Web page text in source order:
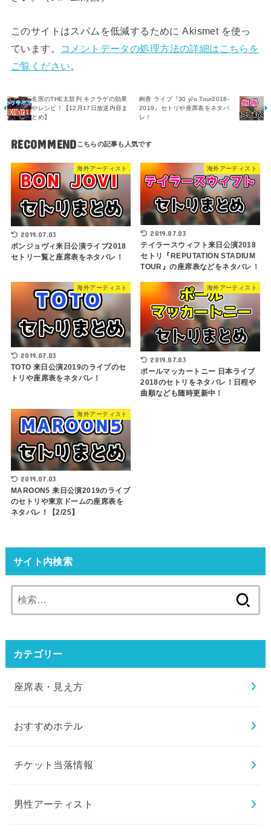
このサイトはスパムを低減するために Akismet を使っ
ています。
コメントデータの処理方法の詳細はこちらを
ご覧ください。
名医のTHE太鼓判 キクラゲの効果
やレシピ！【12月17日放送内容ま
とめ】
絢香 ライブ『30 y/o Tour2018-
2019』セトリや座席表をネタバ
レ！
RECOMMEND
海外アーティスト
2019.07.03
ボンジョヴィ来日公演ライブ2018
セトリ一覧と座席表をネタバレ！
海外アーティスト
2019.07.03
テイラースウィフト来日公演2018
セトリ『REPUTATION STADIUM
TOUR』の座席表などをネタバレ！
海外アーティスト
2019.07.03
TOTO 来日公演2019のライブのセ
トリや座席表をネタバレ！
海外アーティスト
2019.07.03
ポールマッカートニー 日本ライブ
2018のセトリをネタバレ！日程や
曲順なども随時更新中！
海外アーティスト
2019.07.03
MAROON5 来日公演2019のライブ
のセトリや東京ドームの座席表を
ネタバレ！【2/25】
サイト内検索
索:
カテゴリー
座席表・見え方
おすすめホテル
チケット当落情報
男性アーティスト